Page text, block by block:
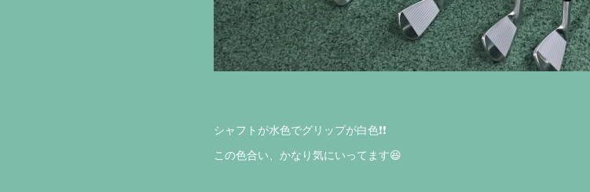
シャフトが水色でグリップが白色❗️❗️
この色合い、かなり気にいってます😆